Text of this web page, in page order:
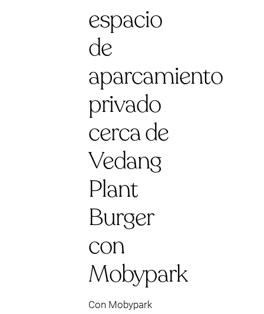
espacio
de
aparcamiento
privado
cerca de
Vedang
Plant
Burger
con
Mobypark
Con Mobypark